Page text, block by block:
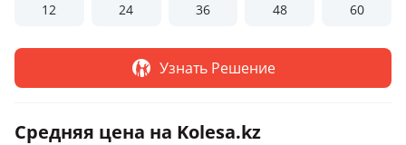
12 24 36 48 60
Узнать Решение
Средняя цена на Kolesa.kz